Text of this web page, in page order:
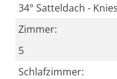
34° Satteldach -
Zimmer:
5
Schlafzimmer: